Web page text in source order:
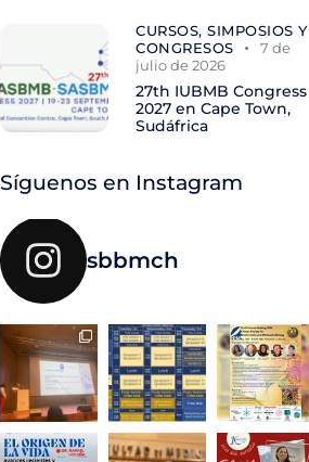
CURSOS, SIMPOSIOS Y
CONGRESOS
7 de
julio de 2026
27th IUBMB Congress
2027 en Cape Town,
Sudáfrica
Síguenos en Instagram
sbbmch